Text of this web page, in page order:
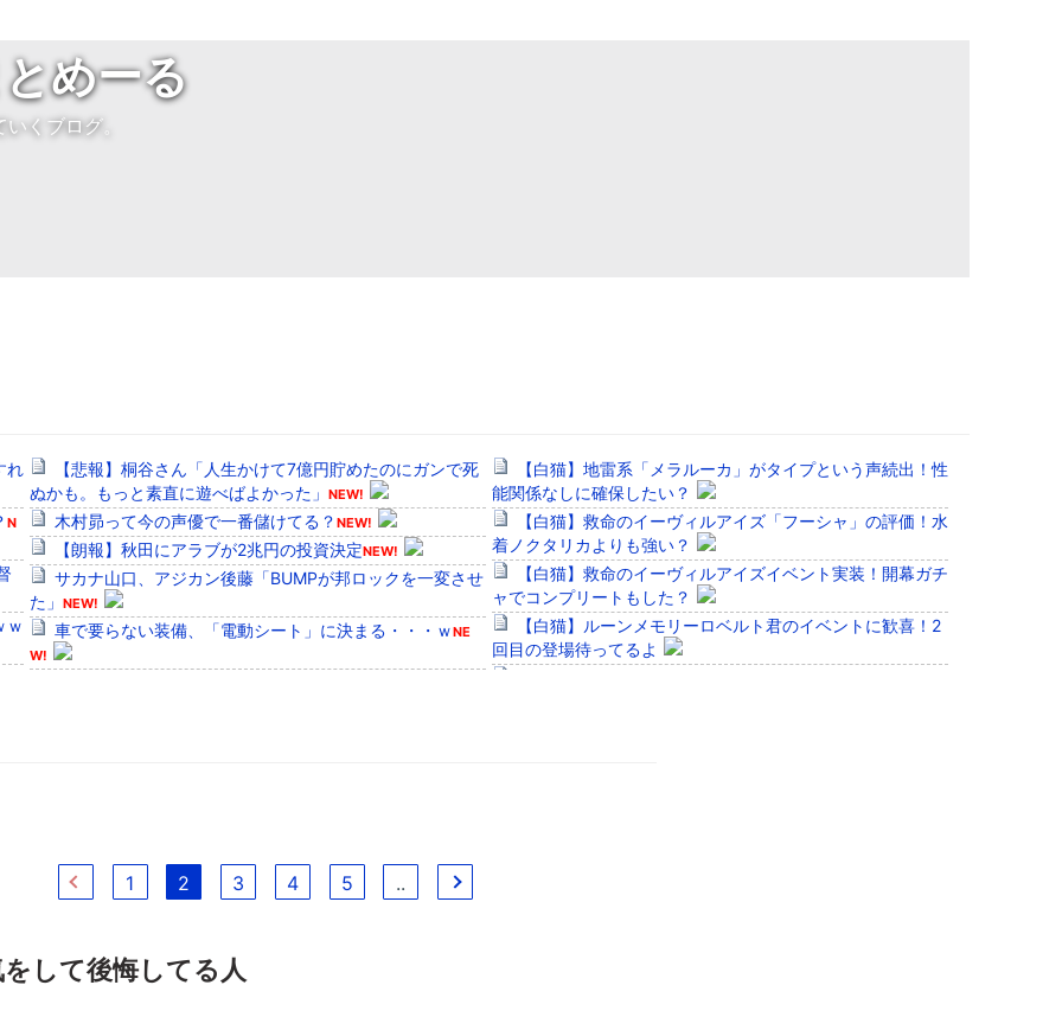
めーる
くブログ。
れ
N
ｗ
【悲報】桐谷さん「人生かけて7億円貯めたのにガンで死
ぬかも。もっと素直に遊べばよかった」 NEW!
木村昴って今の声優で一番儲けてる？ NEW!
【朗報】秋田にアラブが2兆円の投資決定NEW!
サカナ山口、アジカン後藤「BUMPが邦ロックを一変させ
た」 NEW!
車で要らない装備、「電動シート」に決まる・・・ｗNE
W!
【白猫】地雷系「メラルーカ」がタイプという声続出！性
能関係なしに確保したい？
【白猫】救命のイーヴィルアイズ「フーシャ」の評価！水
着ノクタリカよりも強い？
【白猫】救命のイーヴィルアイズイベント実装！開幕ガチ
ャでコンプリートもした？
【白猫】ルーンメモリーロベルト君のイベントに歓喜！2
回目の登場待ってるよ
1 2 3 4 5 ..
して後悔してる人